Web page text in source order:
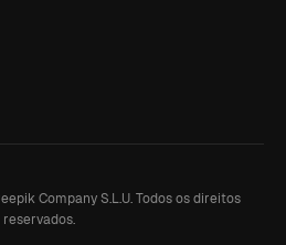
Company S.L.U. Todos os direitos
reservados.